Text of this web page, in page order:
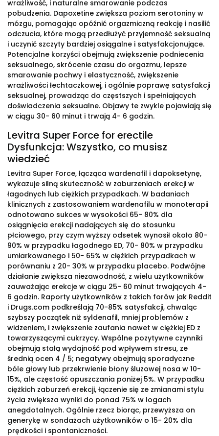
wrażliwość, i naturalne smarowanie podczas
pobudzenia. Dapoxetine zwiększa poziom serotoniny w
mózgu, pomagając opóźnić orgazmiczną reakcję i nasilić
odczucia, które mogą przedłużyć przyjemność seksualną
i uczynić szczyty bardziej osiągalne i satysfakcjonujące.
Potencjalne korzyści obejmują zwiększenie podniecenia
seksualnego, skrócenie czasu do orgazmu, lepsze
smarowanie pochwy i elastyczność, zwiększenie
wrażliwości łechtaczkowej, i ogólnie poprawę satysfakcji
seksualnej, prowadząc do częstszych i spełniających
doświadczenia seksualne. Objawy te zwykle pojawiają się
w ciągu 30- 60 minut i trwają 4- 6 godzin.
Levitra Super Force for erectile
Dysfunkcja: Wszystko, co musisz
wiedzieć
Levitra Super Force, łącząca wardenafil i dapoksetynę,
wykazuje silną skuteczność w zaburzeniach erekcji w
łagodnych lub ciężkich przypadkach. W badaniach
klinicznych z zastosowaniem wardenafilu w monoterapii
odnotowano sukces w wysokości 65- 80% dla
osiągnięcia erekcji nadających się do stosunku
płciowego, przy czym wyższy odsetek wynosił około 80-
90% w przypadku łagodnego ED, 70- 80% w przypadku
umiarkowanego i 50- 65% w ciężkich przypadkach w
porównaniu z 20- 30% w przypadku placebo. Podwójne
działanie zwiększa niezawodność, z wielu użytkowników
zauważając erekcje w ciągu 25- 60 minut trwających 4-
6 godzin. Raporty użytkowników z takich forów jak Reddit
i Drugs.com podkreślają 70-85% satysfakcji, chwaląc
szybszy początek niż syldenafil, mniej problemów z
widzeniem, i zwiększenie zaufania nawet w ciężkiej ED z
towarzyszącymi cukrzycy. Wspólne pozytywne czynniki
obejmują stałą wydajność pod wpływem stresu, ze
średnią ocen 4 / 5; negatywy obejmują sporadyczne
bóle głowy lub przekrwienie błony śluzowej nosa w 10-
15%, ale częstość opuszczania poniżej 5%. W przypadku
ciężkich zaburzeń erekcji, łączenie się ze zmianami stylu
życia zwiększa wyniki do ponad 75% w logach
anegdotalnych. Ogólnie rzecz biorąc, przewyższa on
generykę w sondażach użytkowników o 15- 20% dla
prędkości i spontaniczności.